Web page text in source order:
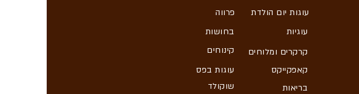
פרווה
בחושות
קינוחים
שוקולד
עוגות בפס
עוגות יום הולדת
עוגיות
קרקרים ומלוחים
קאפקייקס
בריאות